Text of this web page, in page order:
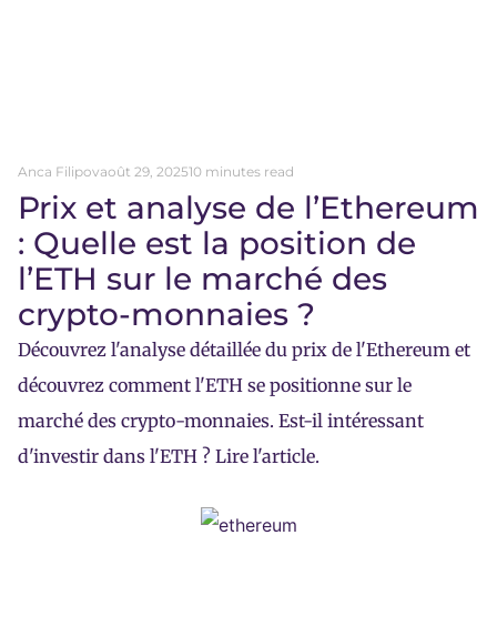
Anca Filipovaoût 29, 202510 minutes read
Prix et analyse de l’Ethereum
: Quelle est la position de
l’ETH sur le marché des
crypto-monnaies ?
Découvrez l'analyse détaillée du prix de l'Ethereum et
découvrez comment l'ETH se positionne sur le
marché des crypto-monnaies. Est-il intéressant
d'investir dans l'ETH ? Lire l'article.